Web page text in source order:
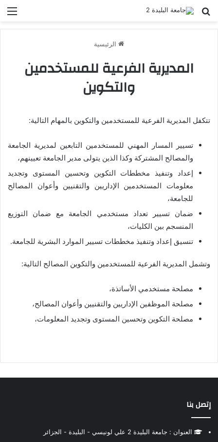
بحث عن
الرئيسية
المديرية الفرعية للمستخدمين
والتكوين
تتكفل المديرية الفرعية للمستخدمين والتكوين بالمهام التالية:
تسيير المسار المهني للمستخدمين التابعين لمديرية الجامعة
والمصالح المشتركة وكذا الذين يتولى مدير الجامعة تعيينهم،
إعداد وتنفيذ مخططات التكوين وتحسين المستوى وتجديد
معلومات المستخدمين الإداريين والتقنيين وأعوان المصالح
للجامعة،
ضمان تسيير تعداد مستخدمي الجامعة مع ضمان التوزيع
المنسجم بين الكليات،
تنسيق إعداد وتنفيذ مخططات تسيير الموارد البشرية للجامعة.
وتشمل المديرية الفرعية للمستخدمين والتكوين المصالح التالية:
مصلحة مستخدمي الأساتذة،
مصلحة الموظفين الإداريين والتقنيين وأعوان المصالح،
مصلحة التكوين وتحسين المستوى وتجديد المعلومات،
إتصل بنا
العنوان : جامعة البليدة 2 علي لونيسي - البليدة - الجزائر